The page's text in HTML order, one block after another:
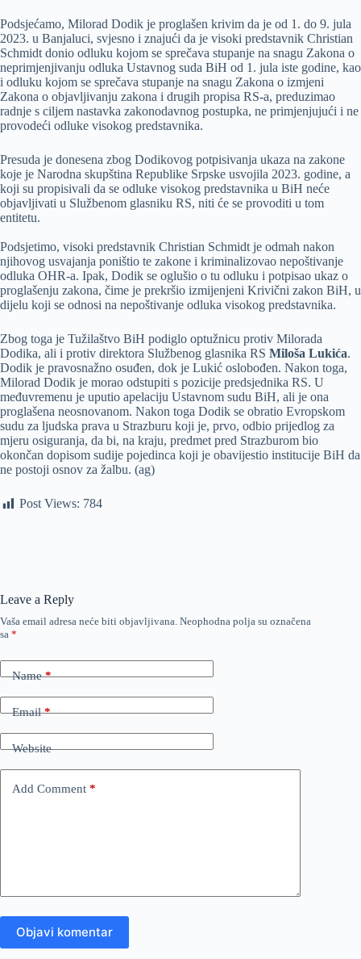
Podsjećamo, Milorad Dodik je proglašen krivim da je od 1. do 9. jula
2023. u Banjaluci, svjesno i znajući da je visoki predstavnik Christian
Schmidt donio odluku kojom se sprečava stupanje na snagu Zakona o
neprimjenjivanju odluka Ustavnog suda BiH od 1. jula iste godine, kao
i odluku kojom se sprečava stupanje na snagu Zakona o izmjeni
Zakona o objavljivanju zakona i drugih propisa RS-a, preduzimao
radnje s ciljem nastavka zakonodavnog postupka, ne primjenjujući i ne
provodeći odluke visokog predstavnika.
Presuda je donesena zbog Dodikovog potpisivanja ukaza na zakone
koje je Narodna skupština Republike Srpske usvojila 2023. godine, a
koji su propisivali da se odluke visokog predstavnika u BiH neće
objavljivati u Službenom glasniku RS, niti će se provoditi u tom
entitetu.
Podsjetimo, visoki predstavnik Christian Schmidt je odmah nakon
njihovog usvajanja poništio te zakone i kriminalizovao nepoštivanje
odluka OHR-a. Ipak, Dodik se oglušio o tu odluku i potpisao ukaz o
proglašenju zakona, čime je prekršio izmijenjeni Krivični zakon BiH, u
dijelu koji se odnosi na nepoštivanje odluka visokog predstavnika.
Zbog toga je Tužilaštvo BiH podiglo optužnicu protiv Milorada
Dodika, ali i protiv direktora Službenog glasnika RS Miloša Lukića.
Dodik je pravosnažno osuđen, dok je Lukić oslobođen. Nakon toga,
Milorad Dodik je morao odstupiti s pozicije predsjednika RS. U
međuvremenu je uputio apelaciju Ustavnom sudu BiH, ali je ona
proglašena neosnovanom. Nakon toga Dodik se obratio Evropskom
sudu za ljudska prava u Strazburu koji je, prvo, odbio prijedlog za
mjeru osiguranja, da bi, na kraju, predmet pred Strazburom bio
okončan dopisom sudije pojedinca koji je obavijestio institucije BiH da
ne postoji osnov za žalbu. (ag)
Post Views: 784
Leave a Reply
Vaša email adresa neće biti objavljivana. Neophodna polja su označena
sa *
Name*
Email*
Website
Add Comment *
Objavi komentar